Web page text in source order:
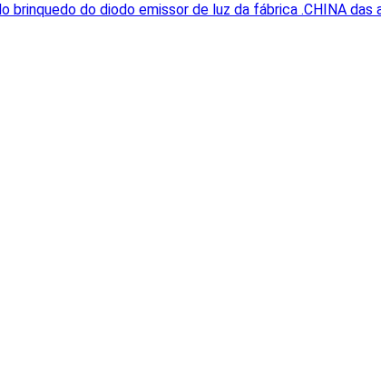
do diodo emissor de luz da fábrica .CHINA das